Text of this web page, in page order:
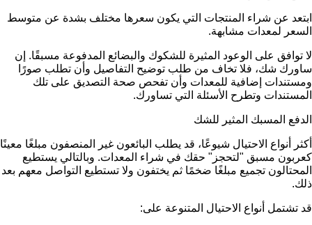
ابتعد عن شراء المنتجات التي يكون سعرها مختلف بشدة عن متوسط
السعر لمعدات مشابهة.
لا توافق على الوعود المثيرة للشكوك والبضائع المدفوعة مسبقًا. إن
ساورك شك، فلا تخاف من طلب توضيح التفاصيل وأن تطلب صورًا
ومستندات إضافية للمعدات وأن تفحص صحة التصديق على تلك
المستندات وتطرح الأسئلة التي تساورك.
الدفع المسبك المثير للشك
أكثر أنواع الاحتيال شيوعًا، قد يطلب البائعون غير المنصفون مبلغًا معينًا
كعربون مسبق "لتحجز" حقك في شراء المعدات. وبالتالي يستطيع
المحتالون تجميع مبلغًا ضخمًا ثم يختفون ولا تستطيع التواصل معهم بعد
ذلك.
قد تشتمل أنواع الاحتيال المتنوعة على: